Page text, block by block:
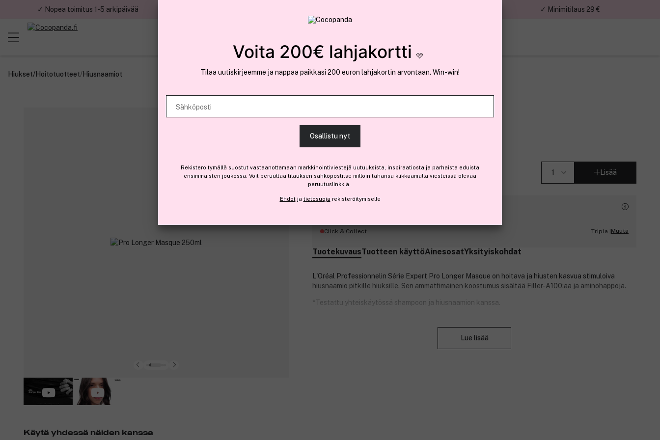
✓ Nopea toimitus 1-5 arkipäivää ✓ Minimitilaus 29 €
Hiukset/Hoitotuotteet/Hiusnaamiot
L'Oréal Professionnel
Pro Longer Masque 250ml
32,30 €
12,92 € / 100ml
Lisää
Click & Collect Tripla | Muuta
TuotekuvausTuotteen käyttöAinesosatYksityiskohdat
L'Oréal Professionnelin Série Expert Pro Longer Masque on hoitava ja hiusten kasvua stimuloiva
hiusnaamio pitkille hiuksille. Sen ammattimainen koostumus sisältää Filler-A100:aa ja aminohappoja.
*Testattu yhteiskäytössä shampoon ja hiusnaamion kanssa.
Lue lisää
Käytä yhdessä näiden kanssa
Voita 200€ lahjakortti 🩷
Tilaa uutiskirjeemme ja nappaa paikkasi 200 euron lahjakortin arvontaan. Win-win!
Sähköposti
Osallistu nyt
Rekisteröitymällä suostut vastaanottamaan markkinointiviestejä uutuuksista, inspiraatiosta ja parhaista eduista
ensimmäisten joukossa. Voit peruuttaa tilauksen sähköpostitse milloin tahansa klikkaamalla viesteissä olevaa
peruutuslinkkiä.
Ehdotja tietosuoja rekisteröitymiselle